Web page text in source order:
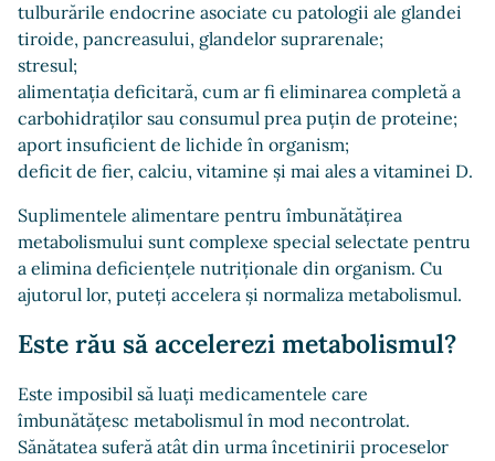
tulburările endocrine asociate cu patologii ale glandei
tiroide, pancreasului, glandelor suprarenale;
stresul;
alimentația deficitară, cum ar fi eliminarea completă a
carbohidraților sau consumul prea puțin de proteine;
aport insuficient de lichide în organism;
deficit de fier, calciu, vitamine și mai ales a vitaminei D.
Suplimentele alimentare pentru îmbunătățirea
metabolismului sunt complexe special selectate pentru
a elimina deficiențele nutriționale din organism. Cu
ajutorul lor, puteți accelera și normaliza metabolismul.
Este rău să accelerezi metabolismul?
Este imposibil să luați medicamentele care
îmbunătățesc metabolismul în mod necontrolat.
Sănătatea suferă atât din urma încetinirii proceselor